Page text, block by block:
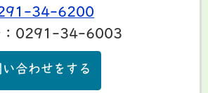
34-6200
：0291-34-6003
合わせをする